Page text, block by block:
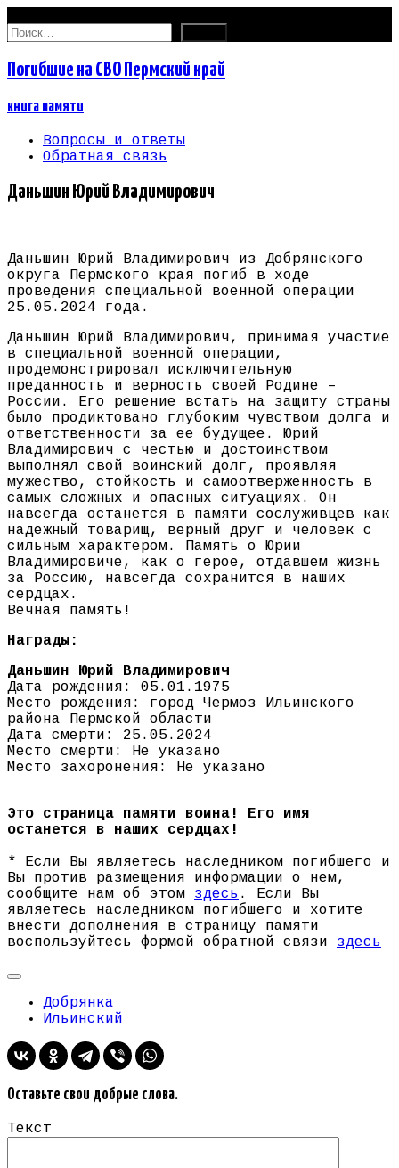
Найти:
Погибшие на СВО Пермский край
книга памяти
Вопросы и ответы
Обратная связь
Даньшин Юрий Владимирович
Даньшин Юрий Владимирович из Добрянского
округа Пермского края погиб в ходе
проведения специальной военной операции
25.05.2024 года.
Даньшин Юрий Владимирович, принимая участие
в специальной военной операции,
продемонстрировал исключительную
преданность и верность своей Родине –
России. Его решение встать на защиту страны
было продиктовано глубоким чувством долга и
ответственности за ее будущее. Юрий
Владимирович с честью и достоинством
выполнял свой воинский долг, проявляя
мужество, стойкость и самоотверженность в
самых сложных и опасных ситуациях. Он
навсегда останется в памяти сослуживцев как
надежный товарищ, верный друг и человек с
сильным характером. Память о Юрии
Владимировиче, как о герое, отдавшем жизнь
за Россию, навсегда сохранится в наших
сердцах.
Вечная память!
Награды:
Даньшин Юрий Владимирович
Дата рождения: 05.01.1975
Место рождения: город Чермоз Ильинского
района Пермской области
Дата смерти: 25.05.2024
Место смерти: Не указано
Место захоронения: Не указано
Это страница памяти воина! Его имя
останется в наших сердцах!
* Если Вы являетесь наследником погибшего и
Вы против размещения информации о нем,
сообщите нам об этом здесь . Если Вы
являетесь наследником погибшего и хотите
внести дополнения в страницу памяти
воспользуйтесь формой обратной связи здесь
Добрянка
Ильинский
Оставьте свои добрые слова.
Текст